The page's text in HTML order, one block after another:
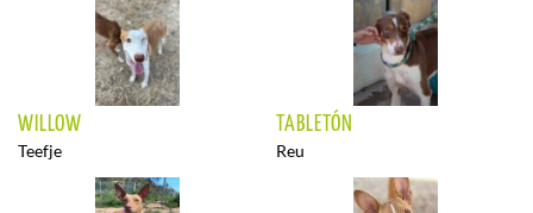
WILLOW
Teefje
TABLETÓN
Reu